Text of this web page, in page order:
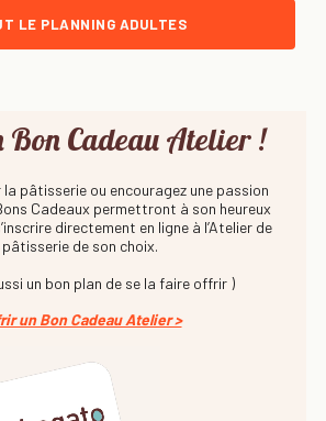
LE PLANNING ADULTES
Bon Cadeau Atelier !
pâtisserie ou encouragez une passion
Cadeaux permettront à son heureux
directement en ligne à l’Atelier de
pâtisserie de son choix.
un bon plan de se la faire offrir )
un Bon Cadeau Atelier >